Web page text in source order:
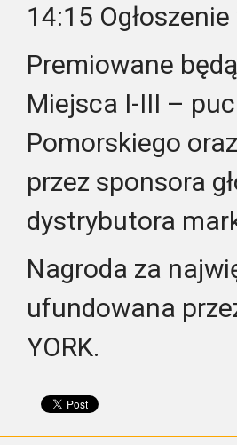
14:15
Premiowane
Miejsca I-III –
Pomorskiego
przez sponsora
dystrybutora
Nagroda za
ufundowana
YORK.